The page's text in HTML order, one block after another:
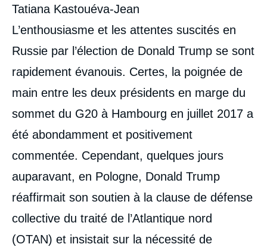
Tatiana Kastouéva-Jean
L’enthousiasme et les attentes suscités en
Russie par l’élection de Donald Trump se sont
rapidement évanouis. Certes, la poignée de
main entre les deux présidents en marge du
sommet du G20 à Hambourg en juillet 2017 a
été abondamment et positivement
commentée. Cependant, quelques jours
auparavant, en Pologne, Donald Trump
réaffirmait son soutien à la clause de défense
collective du traité de l’Atlantique nord
(OTAN) et insistait sur la nécessité de